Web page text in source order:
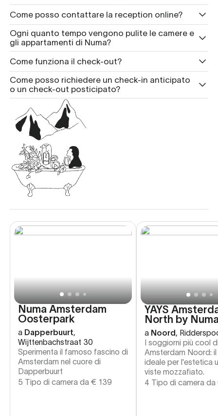
Come posso contattare la reception online?
Ogni quanto tempo vengono pulite le camere e
gli appartamenti di Numa?
Come funziona il check-out?
Come posso richiedere un check-in anticipato
o un check-out posticipato?
Numa Amsterdam
Oosterpark
a Dapperbuurt,
Wijttenbachstraat 30
Sperimenta il famoso fascino di
Amsterdam nel cuore di
Dapperbuurt
5 Tipo di camera da € 139
YAYS
North by
a Noord
I soggiorni più cool
Amsterdam Noord:
ideale per l'estetica
viste mozzafiato.
4 Tipo di camera da